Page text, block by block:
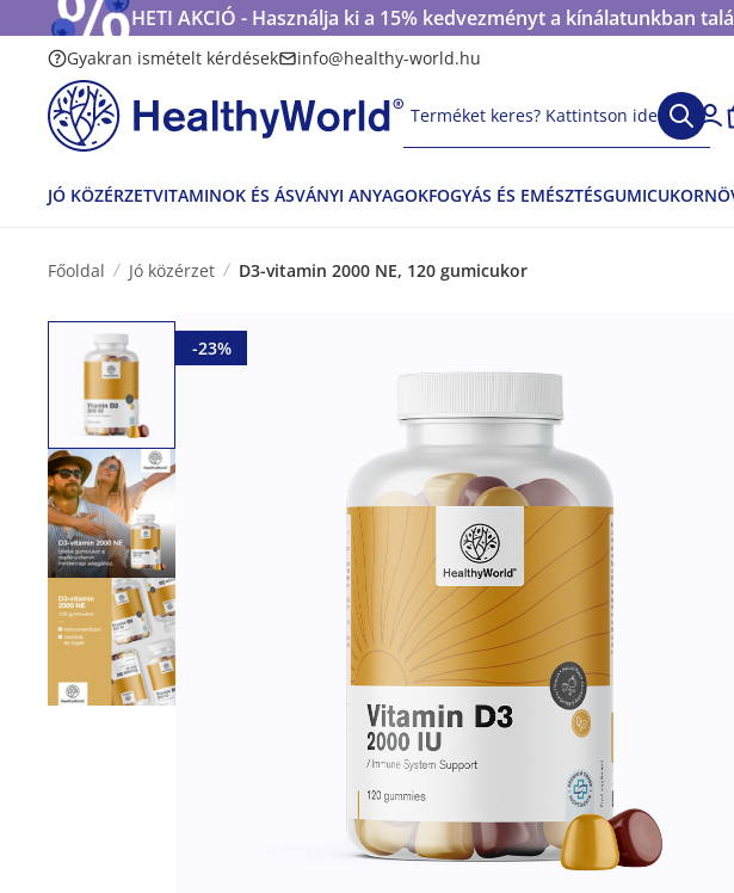
HETI AKCIÓ - Használja ki a 15% kedvezményt a kínálatunkban
Gyakran ismételt kérdések info@healthy-world.hu
Terméket keres? Kattintson ide
JÓ KÖZÉRZETVITAMINOK ÉS ÁSVÁNYI ANYAGOKFOGYÁS ÉS EMÉSZTÉSGUMICUKOR
Főoldal Jó közérzet D3-vitamin 2000 NE, 120 gumicukor
-23%